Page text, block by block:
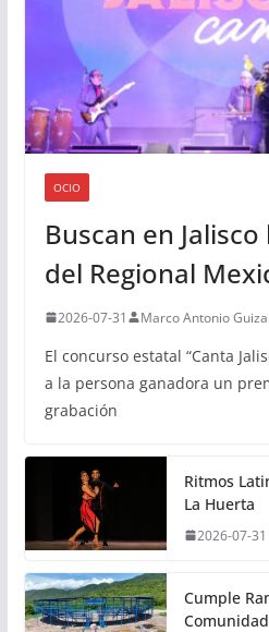
OCIO
Buscan en
del Regional
2026-07-31 Marco Antonio
El concurso estatal “Canta
a la persona ganadora un
grabación
Ritmos
La Huerta
2026-07-31
Cumple